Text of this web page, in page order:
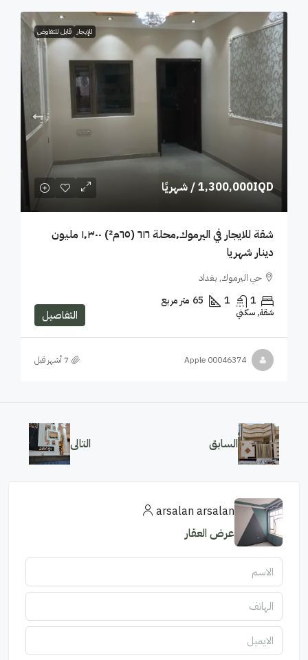
للإيجار قابل للتفاوض
1,300,000IQD/ شهريًا
شقة للايجار في اليرموك٬محلة ٦١٦ (٦٥م²) ١٬٣٠٠ مليون
دينار شهريا
حي اليرموك, بغداد
1
1
65 متر مربع
شقة, سكني التفاصيل
Apple 00046374
السابق التالى
arsalan arsalan
عرض العقار